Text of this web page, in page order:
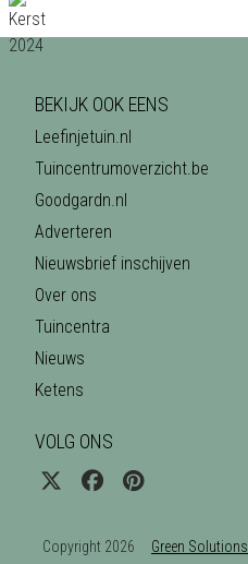
BEKIJK OOK EENS
Leefinjetuin.nl
Tuincentrumoverzicht.be
Goodgardn.nl
Adverteren
Nieuwsbrief inschijven
Over ons
Tuincentra
Nieuws
Ketens
VOLG ONS
Copyright 2026 Green Solutions